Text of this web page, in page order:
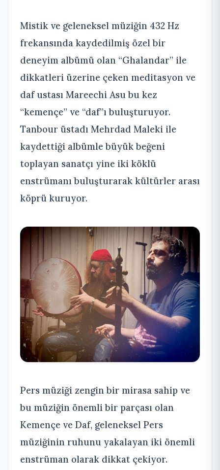
Mistik ve geleneksel müziğin 432 Hz
frekansında kaydedilmiş özel bir
deneyim albümü olan “Ghalandar” ile
dikkatleri üzerine çeken meditasyon ve
daf ustası Mareechi Asu bu kez
“kemençe” ve “daf”ı buluşturuyor.
Tanbour üstadı Mehrdad Maleki ile
kaydettiği albümle büyük beğeni
toplayan sanatçı yine iki köklü
enstrümanı buluşturarak kültürler arası
köprü kuruyor.
Pers müziği zengin bir mirasa sahip ve
bu müziğin önemli bir parçası olan
Kemençe ve Daf, geleneksel Pers
müziğinin ruhunu yakalayan iki önemli
enstrüman olarak dikkat çekiyor.